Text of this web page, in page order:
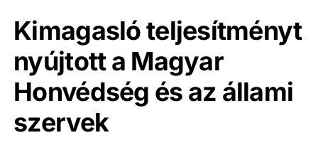
Kimagasló teljesítményt
nyújtott a Magyar
Honvédség és az állami
szervek